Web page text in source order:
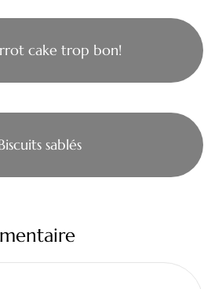
cake trop bon!
sablés